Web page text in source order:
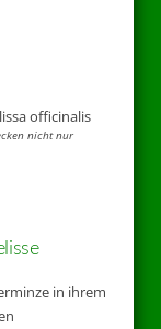
nicht nur
in ihrem